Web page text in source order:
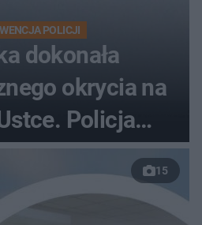
POLICJI
dokonała
okrycia na
Policja
odcinek
15